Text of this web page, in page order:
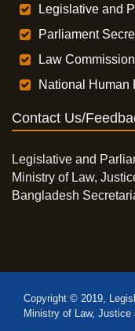
Legislative and
Parliament
Law Commission
National Human
Contact Us/
Legislative and
Ministry of Law,
Bangladesh
Copyright © 2019,
Ministry of Law, Justice